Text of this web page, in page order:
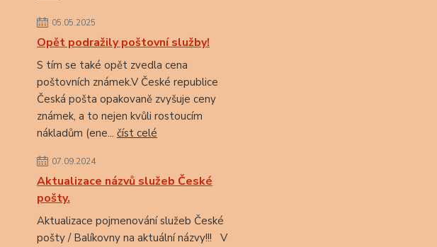
05.05.2025
Opět podražily poštovní služby!
S tím se také opět zvedla cena
poštovních známek.V České republice
Česká pošta opakovaně zvyšuje ceny
známek, a to nejen kvůli rostoucím
nákladům (ene... číst celé
07.09.2024
Aktualizace názvů služeb České
pošty.
Aktualizace pojmenování služeb České
pošty / Balíkovny na aktuální názvy!!! V